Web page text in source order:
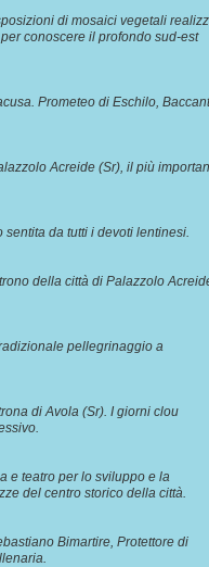
di mosaici vegetali
conoscere il profondo sud-est
Prometeo di Eschilo,
Acreide (Sr), il più
da tutti i devoti lentinesi.
della città di Palazzolo
pellegrinaggio a
di Avola (Sr). I giorni clou
e teatro per lo sviluppo e la
del centro storico della città.
Bimartire, Protettore di